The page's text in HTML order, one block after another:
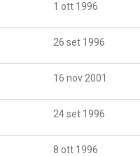
1 ott 1996
26 set 1996
16 nov 2001
24 set 1996
8 ott 1996